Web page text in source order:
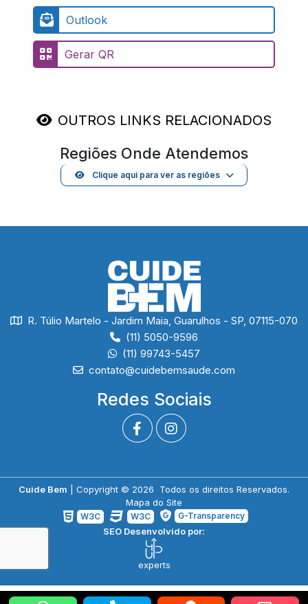
Outlook
Gerar QR
OUTROS LINKS RELACIONADOS
Regiões Onde Atendemos
Clique aqui para ver as regiões
R. Túlio Martelo - Jardim Maia, Guarulhos - SP, 07115-070
(11) 5050-9596
(11) 99743-5457
contato@cuidebemsaude.com
Redes Sociais
Cuide Bem | Copyright © 2026 Todos os direitos Reservados.
Mapa do Site
W3C W3C G-Transparency
SEO Desenvolvido por:
experts